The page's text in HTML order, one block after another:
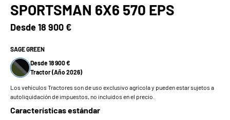
SPORTSMAN 6X6 570 EPS
Desde18 900 €
SAGE GREEN
Desde 18 900 €
Tractor (Año 2026)
Los vehículos Tractores son de uso exclusivo agrícola y pueden estar sujetos a
autoliquidación de impuestos, no incluidos en el precio.
Características estándar